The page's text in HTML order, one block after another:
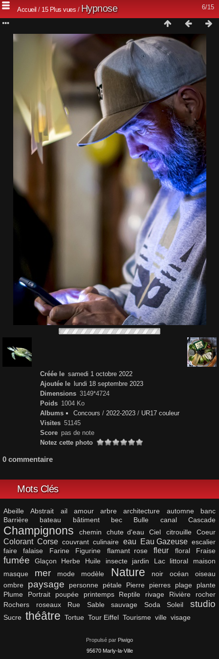
6/15
Accueil / 15 Plus vues / Hypnose
Créée le samedi 1 octobre 2022
Ajoutée le
lundi 18 septembre 2023
Dimensions 3149*4724
Poids 1004 Ko
Albums
Concours / 2022-2023/ UR17 couleur
Visites 51145
Score pas de note
Notez cette photo
0 commentaire
Mots Clés
Abeille Abstrait ail amour arbre architecture automne
banc
Barrière
bateau bâtiment bec Bulle canal Cascade
Champignons chemin chute d'eau Ciel citrouille Coeur
Colorant Corse couvrant culinaire eau Eau Gazeuse escalier
faire
falaise Farine Figurine flamant rose fleur floral Fraise
fumée Glaçon Herbe Huile insecte jardin Lac littoral
maison
masque
mer mode modèle Nature noir océan
oiseau
ombre
paysage personne pétale Pierre pierres plage
plante
Plume
Portrait poupée printemps Reptile rivage Rivière
rocher
Rochers
roseaux Rue Sable sauvage Soda Soleil studio
Sucre théâtre Tortue Tour Eiffel Tourisme ville visage
Propulsé par Piwigo
95670 Marly-la-Ville